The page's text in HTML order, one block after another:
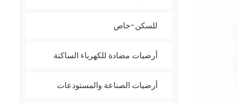
للسكن-خاص
أرضيات مضادة للكهرباء الساكنة
أرضيات الصناعة والمستودعات